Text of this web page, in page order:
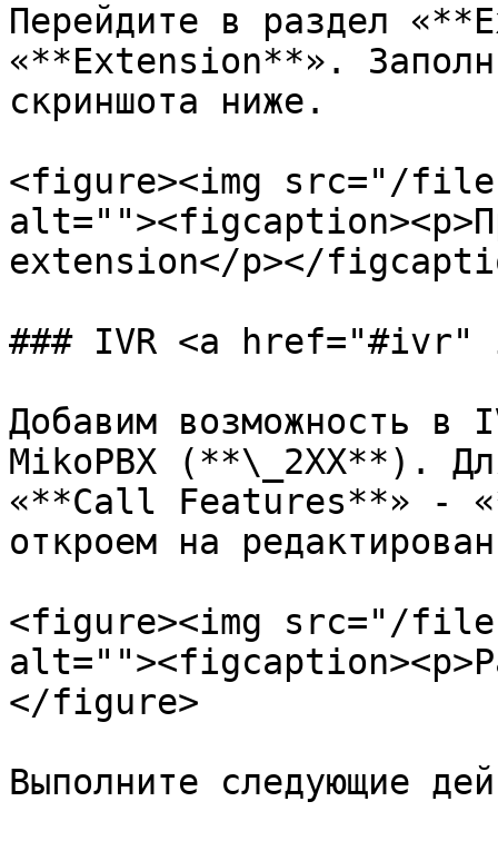
Перейдите в раздел
«**Extension**».
скриншота ниже.
<figure><img src="/files/
extension</p></
### IVR <a href="#ivr"
Добавим возможность в
MikoPBX (**\_2XX**).
«**Call Features**» -
откроем на
<figure><img src="/files/
</figure>
Выполните следующие